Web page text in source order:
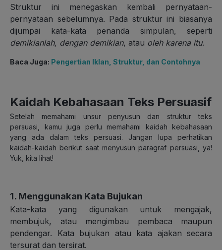
Struktur ini menegaskan kembali pernyataan-
pernyataan sebelumnya. Pada struktur ini biasanya
dijumpai kata-kata penanda simpulan, seperti
demikianlah, dengan demikian, atau oleh karena itu.
Baca Juga: Pengertian Iklan, Struktur, dan Contohnya
Kaidah Kebahasaan Teks Persuasif
Setelah memahami unsur penyusun dan struktur teks
persuasi, kamu juga perlu memahami kaidah kebahasaan
yang ada dalam teks persuasi. Jangan lupa perhatikan
kaidah-kaidah berikut saat menyusun paragraf persuasi, ya!
Yuk, kita lihat!
1. Menggunakan Kata Bujukan
Kata-kata yang digunakan untuk mengajak,
membujuk, atau mengimbau pembaca maupun
pendengar. Kata bujukan atau kata ajakan secara
tersurat dan tersirat.